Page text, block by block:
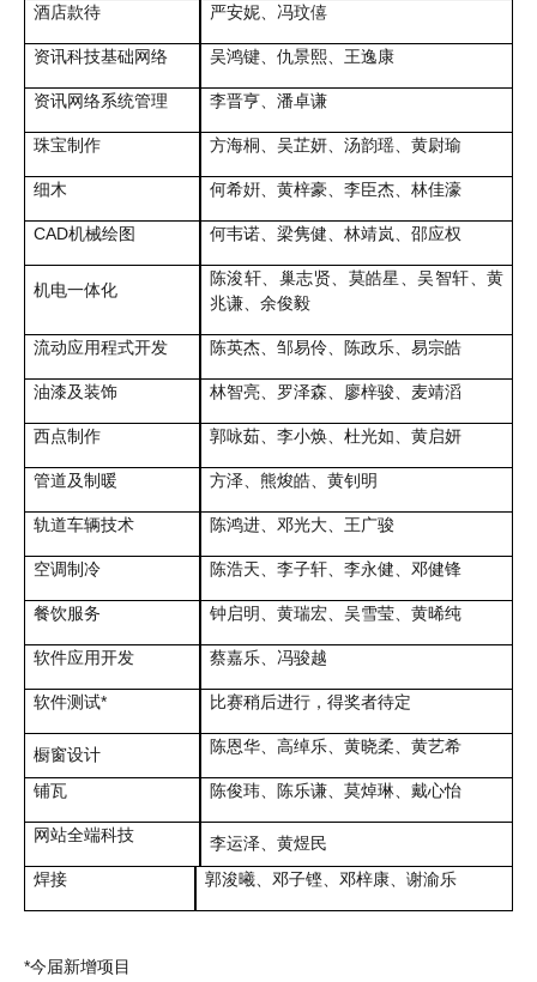
酒店款待 严安妮、冯玟僖
资讯科技基础网络 吴鸿键、仇景熙、王逸康
资讯网络系统管理 李晋亨、潘卓谦
珠宝制作 方海桐、吴芷妍、汤韵瑶、黄尉瑜
细木 何希姸、黄梓豪、李臣杰、林佳濠
CAD机械绘图 何韦诺、梁隽健、林靖岚、邵应权
机电一体化
陈浚轩、巢志贤、莫皓星、吴智轩、黄
兆谦、余俊毅
流动应用程式开发 陈英杰、邹易伶、陈政乐、易宗皓
油漆及装饰 林智亮、罗泽森、廖梓骏、麦靖滔
西点制作 郭咏茹、李小焕、杜光如、黄启妍
管道及制暖 方泽、熊焌皓、黄钊明
轨道车辆技术 陈鸿进、邓光大、王广骏
空调制冷 陈浩天、李子轩、李永健、邓健锋
餐饮服务 钟启明、黄瑞宏、吴雪莹、黄晞纯
软件应用开发 蔡嘉乐、冯骏越
软件测试* 比赛稍后进行，得奖者待定
橱窗设计 陈恩华、高绰乐、黄晓柔、黄艺希
铺瓦 陈俊玮、陈乐谦、莫焯琳、戴心怡
网站全端科技
李运泽、黄煜民
焊接
郭浚曦、邓子铿、邓梓康、谢渝乐
*今届新增项目